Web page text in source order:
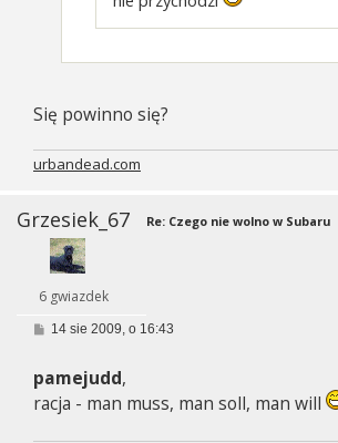
Się powinno się?
urbandead.com
Grzesiek_67
6 gwiazdek
Re: Czego nie wolno w Subaru
P
t
14 sie 2009, o 16:43
pamejudd,
racja - man muss, man soll, man will